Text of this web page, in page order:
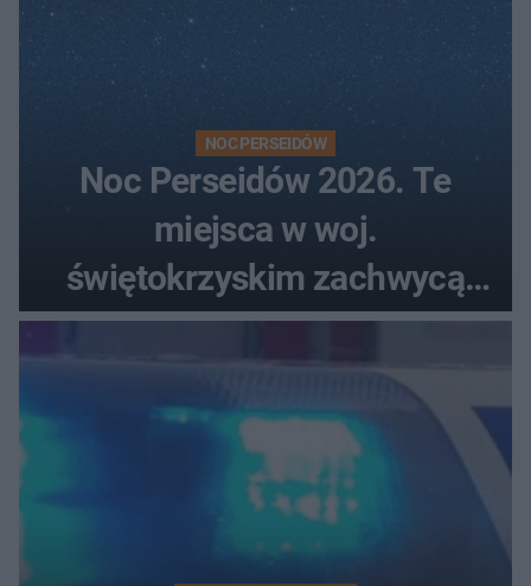
NOC PERSEIDÓW
Noc Perseidów 2026. Te
miejsca w woj.
świętokrzyskim zachwycą
każdego miłośnika gwiazd